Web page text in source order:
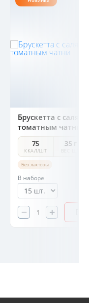
Брускетта с
томатным чатни
75
ККАЛ/ШТ
35 г
ВЕС ШТ.
Без лактозы
В наборе